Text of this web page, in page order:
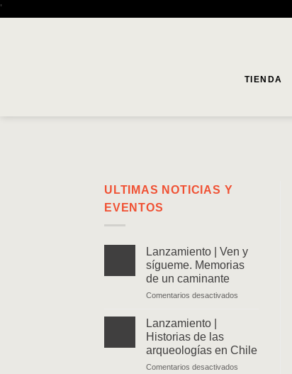
'
TIENDA
ULTIMAS NOTICIAS Y
EVENTOS
Lanzamiento | Ven y
sígueme. Memorias
de un caminante
Comentarios desactivados
sígueme.
Lanzamiento |
Historias de las
arqueologías en Chile
Comentarios desactivados